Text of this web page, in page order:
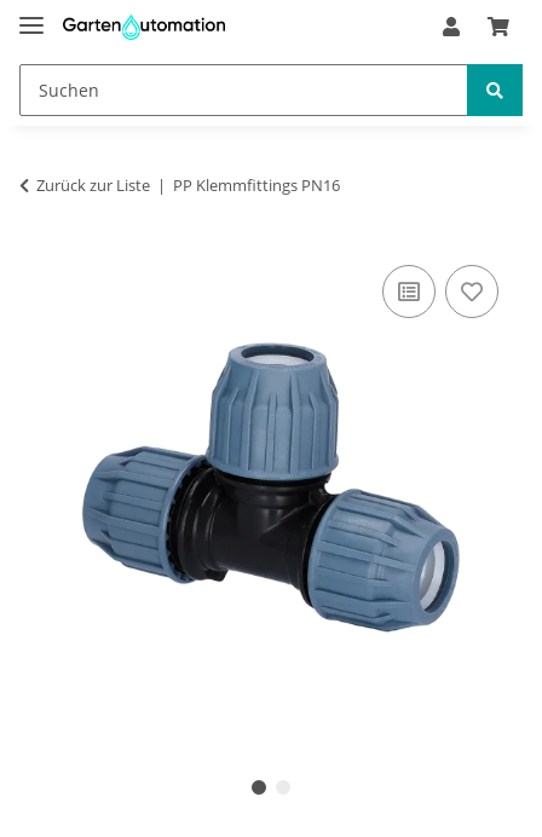
Zurück zur Liste PP Klemmfittings PN16